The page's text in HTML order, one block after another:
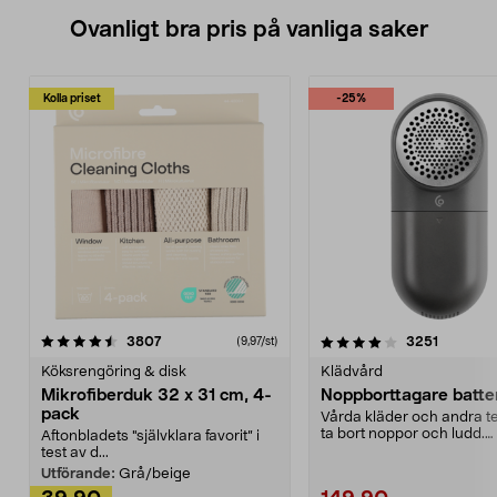
Ovanligt bra pris på vanliga saker
Kolla priset
3807recensioner (9,97/st)
Köksrengöring & disk
Mikrofiberduk 32 x 31 cm, 4-
pack
Aftonbladets "självklara favorit” i
test av d...
Utförande: Grå/beige
-25%
4.0av 5 stjärnor 3251
Klädvård
Noppborttagare
Vårda kläder och andra
ta bort noppor och ludd.
4.5av 5 stjärnor